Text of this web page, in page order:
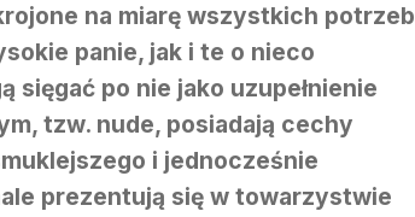
na miarę wszystkich potrzeb
panie, jak i te o nieco
sięgać po nie jako uzupełnienie
tzw. nude, posiadają cechy
i jednocześnie
prezentują się w towarzystwie